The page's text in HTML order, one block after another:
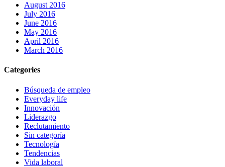
August 2016
July 2016
June 2016
May 2016
April 2016
March 2016
Categories
Búsqueda de empleo
Everyday life
Innovación
Liderazgo
Reclutamiento
Sin categoría
Tecnología
Tendencias
Vida laboral